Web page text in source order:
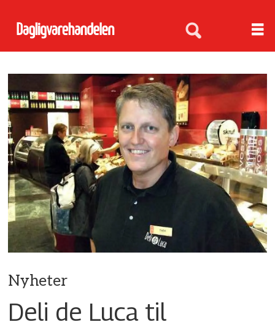
Nyheter
Deli de Luca til